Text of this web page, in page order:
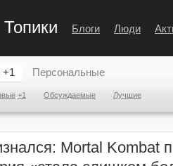
Топики Блоги Люди
+1
+1 Обсуждаемые Лучшие
Персональные
Mortal Kombat